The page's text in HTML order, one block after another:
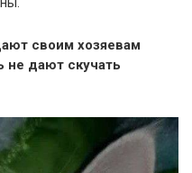
своим хозяевам
не дают скучать